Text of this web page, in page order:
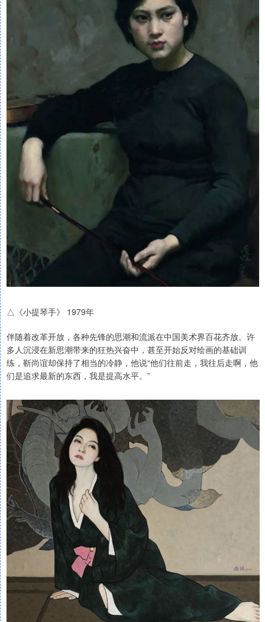
△《小提琴手》 1979年
伴随着改革开放，各种先锋的思潮和流派在中国美术界百花齐放。许
多人沉浸在新思潮带来的狂热兴奋中，甚至开始反对绘画的基础训
练，靳尚谊却保持了相当的冷静，他说“他们往前走，我往后走啊，他
们是追求最新的东西，我是提高水平。”